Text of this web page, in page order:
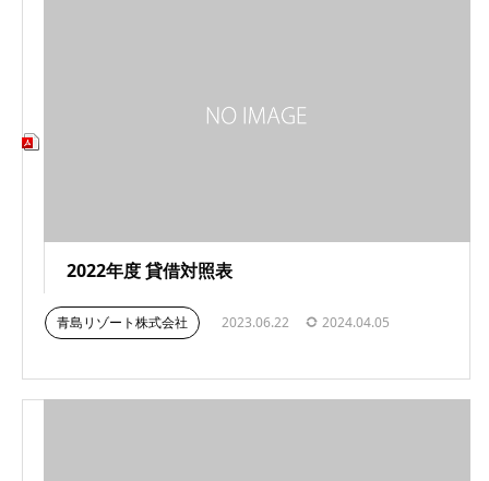
2022年度 貸借対照表
青島リゾート株式会社 2023.06.22 2024.04.05